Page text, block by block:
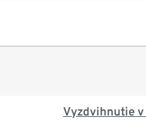
Vyzdvihnutie